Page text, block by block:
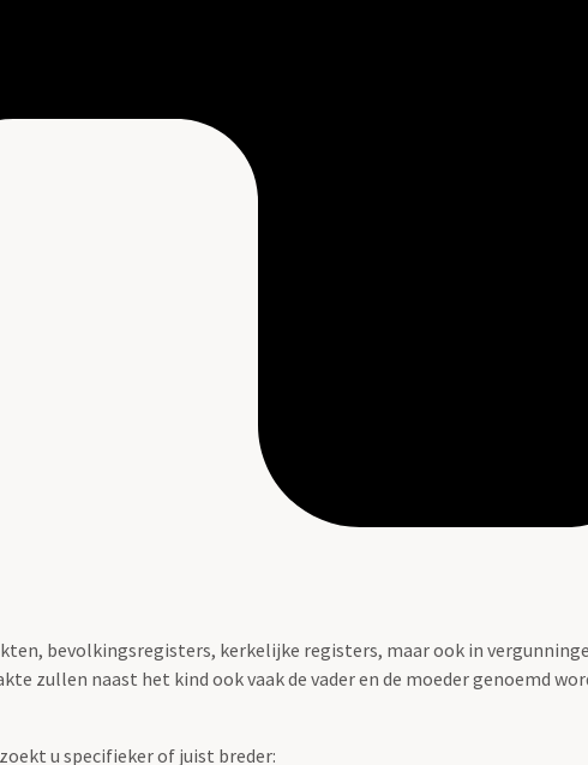
bevolkingsregisters, kerkelijke registers, maar ook in
zullen naast het kind ook vaak de vader en de moeder genoemd
u specifieker of juist breder: